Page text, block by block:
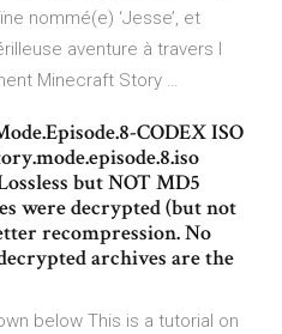
nommé(e) ‘Jesse’, et
aventure à travers l
Minecraft Story …
CODEX ISO
but NOT MD5
were decrypted (but not
recompression. No
archives are the
below This is a tutorial on